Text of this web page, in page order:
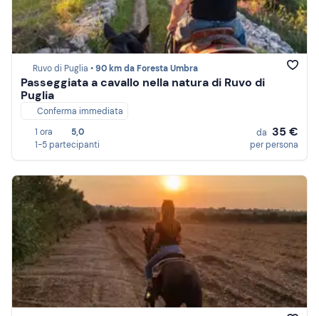
Ruvo di Puglia •90 km da Foresta Umbra
Passeggiata a cavallo nella natura di Ruvo di
Puglia
Conferma immediata
1 ora
5,0
1-5 partecipanti
da 35 €
per persona